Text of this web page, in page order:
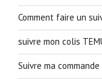
Comment faire un
suivre mon colis
Suivre ma